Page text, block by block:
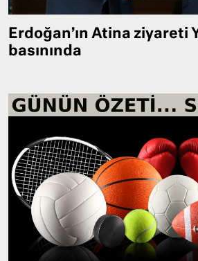
Erdoğan’ın Atina ziyareti
basınında